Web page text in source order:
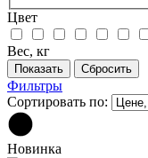
Цвет
Вес, кг
Фильтры
Сортировать по:
Новинка